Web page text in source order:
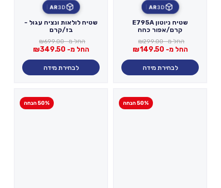
3D
AR
שטיח ניוטון E795A
קרם/אפור כהה
החל מ- ₪299.00
החל מ- ₪149.50
לבחירת מידה
3D
AR
שטיח לולאות ונציה עגול -
בז/קרם
החל מ- ₪699.00
החל מ- ₪349.50
לבחירת מידה
50% הנחה 50% הנחה